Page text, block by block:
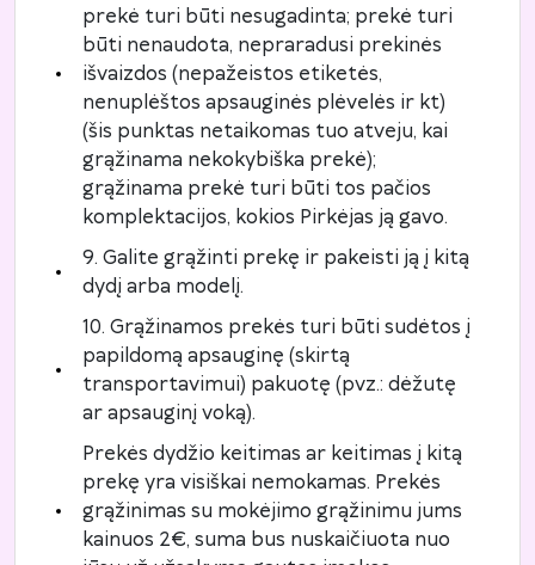
prekė turi būti nesugadinta; prekė turi
būti nenaudota, nepraradusi prekinės
išvaizdos (nepažeistos etiketės,
nenuplėštos apsauginės plėvelės ir kt)
(šis punktas netaikomas tuo atveju, kai
grąžinama nekokybiška prekė);
grąžinama prekė turi būti tos pačios
komplektacijos, kokios Pirkėjas ją gavo.
9. Galite grąžinti prekę ir pakeisti ją į kitą
dydį arba modelį.
10. Grąžinamos prekės turi būti sudėtos į
papildomą apsauginę (skirtą
transportavimui) pakuotę (pvz.: dėžutę
ar apsauginį voką).
Prekės dydžio keitimas ar keitimas į kitą
prekę yra visiškai nemokamas. Prekės
grąžinimas su mokėjimo grąžinimu jums
kainuos 2€, suma bus nuskaičiuota nuo